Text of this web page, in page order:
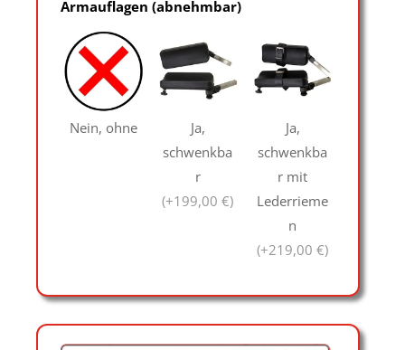
Armauflagen (abnehmbar)
Nein, ohne
Ja,
schwenkba
r
(+199,00 €)
Ja,
schwenkba
r mit
Lederrieme
n
(+219,00 €)